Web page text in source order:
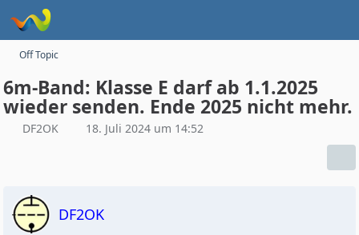
Off Topic
6m-Band: Klasse E darf ab 1.1.2025
wieder senden. Ende 2025 nicht mehr.
DF2OK 18. Juli 2024 um 14:52
DF2OK